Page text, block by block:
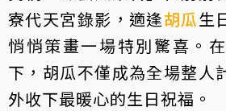
寮代天宮錄影，適逢胡瓜生
悄悄策畫一場特別驚喜。
下，胡瓜不僅成為全場整人
外收下最暖心的生日祝福。